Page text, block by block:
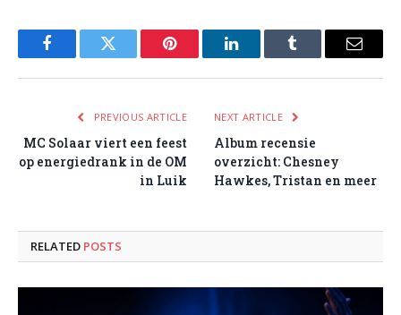
FacebookTwitter Pinterest LinkedInTumblr Email
PREVIOUS ARTICLE
MC Solaar viert een feest
op energiedrank in de OM
in Luik
NEXT ARTICLE
Album recensie
overzicht: Chesney
Hawkes, Tristan en meer
RELATED POSTS